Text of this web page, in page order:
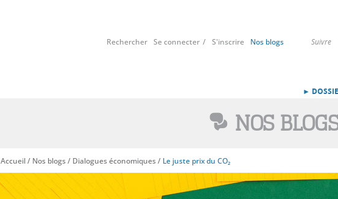
Suivre
Rechercher Se connecter S'inscrire Nos blogs
►
NOS
Vous êtes ici
Accueil/ Nos blogs/ Dialogues économiques/ Le juste prix du CO₂